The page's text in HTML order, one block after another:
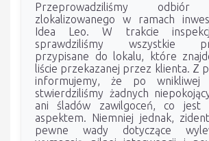
Przeprowadziliśmy odbiór
zlokalizowanego w ramach
Idea Leo. W trakcie
sprawdziliśmy wszystkie
przypisane do lokalu, które
liście przekazanej przez klienta. Z
informujemy, że po wnikliwej
stwierdziliśmy żadnych
ani śladów zawilgoceń, co jest
aspektem. Niemniej jednak,
pewne wady dotyczące